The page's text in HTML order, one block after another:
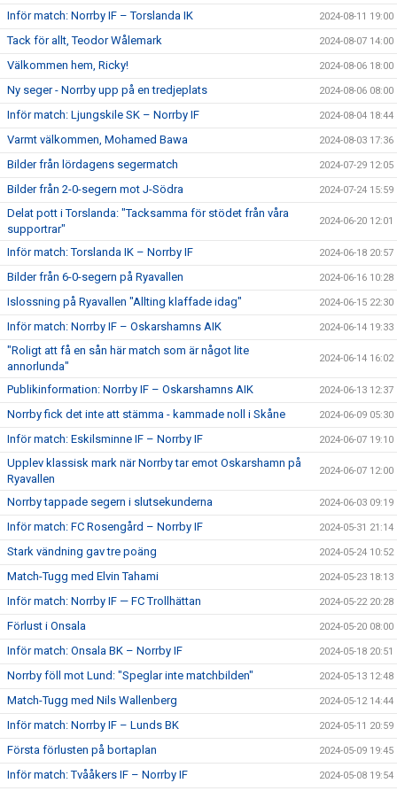
Inför match: Norrby IF – Torslanda IK 2024-08-11 19:00
Tack för allt, Teodor Wålemark 2024-08-07 14:00
Välkommen hem, Ricky! 2024-08-06 18:00
Ny seger - Norrby upp på en tredjeplats 2024-08-06 08:00
Inför match: Ljungskile SK – Norrby IF 2024-08-04 18:44
Varmt välkommen, Mohamed Bawa 2024-08-03 17:36
Bilder från lördagens segermatch 2024-07-29 12:05
Bilder från 2-0-segern mot J-Södra 2024-07-24 15:59
Delat pott i Torslanda: "Tacksamma för stödet från våra
supportrar"
2024-06-20 12:01
Inför match: Torslanda IK – Norrby IF 2024-06-18 20:57
Bilder från 6-0-segern på Ryavallen 2024-06-16 10:28
Islossning på Ryavallen "Allting klaffade idag" 2024-06-15 22:30
Inför match: Norrby IF – Oskarshamns AIK 2024-06-14 19:33
"Roligt att få en sån här match som är något lite
annorlunda"
2024-06-14 16:02
Publikinformation: Norrby IF – Oskarshamns AIK 2024-06-13 12:37
Norrby fick det inte att stämma - kammade noll i Skåne 2024-06-09 05:30
Inför match: Eskilsminne IF – Norrby IF 2024-06-07 19:10
Upplev klassisk mark när Norrby tar emot Oskarshamn på
Ryavallen
2024-06-07 12:00
Norrby tappade segern i slutsekunderna 2024-06-03 09:19
Inför match: FC Rosengård – Norrby IF 2024-05-31 21:14
Stark vändning gav tre poäng 2024-05-24 10:52
Match-Tugg med Elvin Tahami 2024-05-23 18:13
Inför match: Norrby IF — FC Trollhättan 2024-05-22 20:28
Förlust i Onsala 2024-05-20 08:00
Inför match: Onsala BK – Norrby IF 2024-05-18 20:51
Norrby föll mot Lund: "Speglar inte matchbilden" 2024-05-13 12:48
Match-Tugg med Nils Wallenberg 2024-05-12 14:44
Inför match: Norrby IF – Lunds BK 2024-05-11 20:59
Första förlusten på bortaplan 2024-05-09 19:45
Inför match: Tvååkers IF – Norrby IF 2024-05-08 19:54